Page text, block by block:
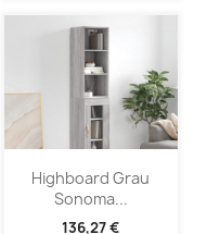
Highboard Grau
Sonoma...
136,27 €